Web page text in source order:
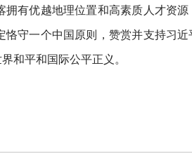
有优越地理位置和高素质人才资
守一个中国原则，赞赏并支持习
和平和国际公平正义。